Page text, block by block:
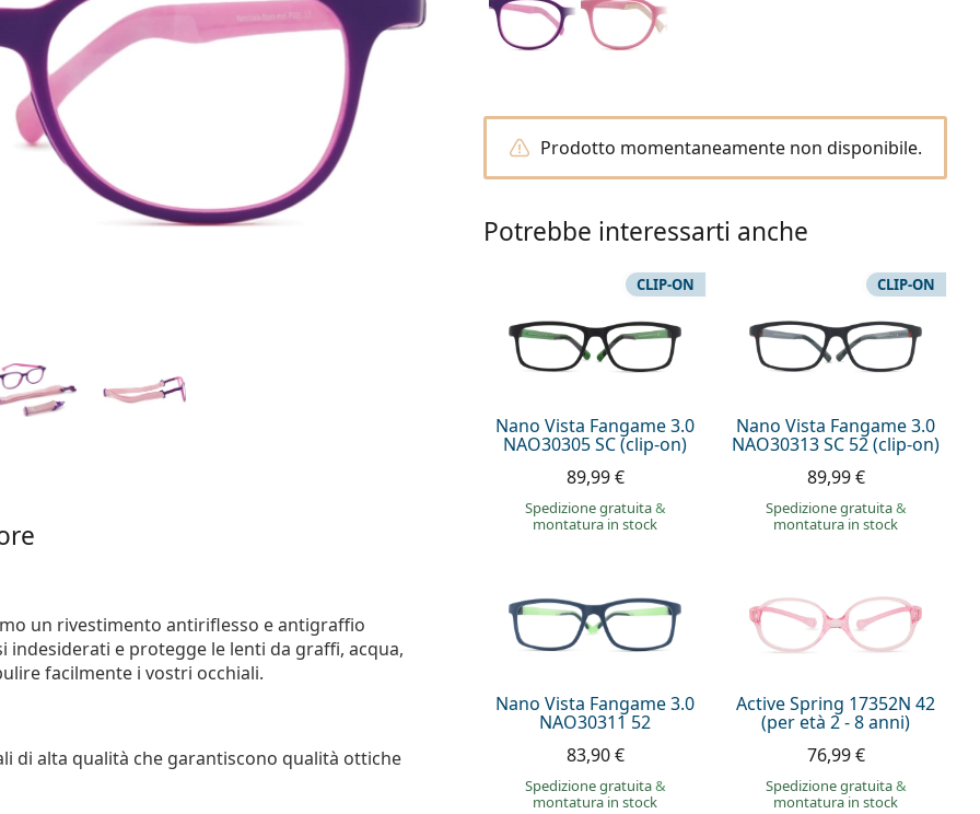
Prodotto momentaneamente non disponibile.
Potrebbe interessarti anche
Nano Vista Fangame 3.0
NAO30305 SC (clip-on)
CLIP-ON
89,99 €
Spedizione gratuita&
montatura in stock
Nano Vista Fangame 3.0
NAO30313 SC 52 (clip-on)
CLIP-ON
89,99 €
Spedizione gratuita&
montatura in stock
Nano Vista Fangame 3.0
NAO30311 52
83,90 €
Spedizione gratuita&
montatura in stock
Active Spring 17352N 42
(per età 2 - 8 anni)
76,99 €
Spedizione gratuita&
montatura in stock
un rivestimento antiriflesso e antigraffio
e protegge le lenti da graffi, acqua,
facilmente i vostri occhiali.
di alta qualità che garantiscono qualità ottiche